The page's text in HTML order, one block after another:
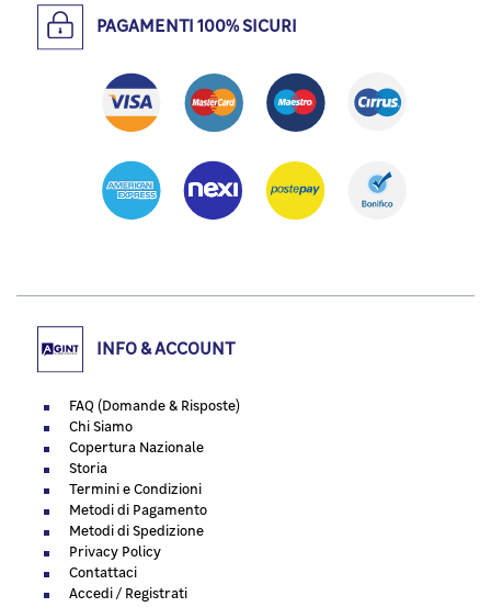
PAGAMENTI 100% SICURI
INFO & ACCOUNT
FAQ (Domande & Risposte)
Chi Siamo
Copertura Nazionale
Storia
Termini e Condizioni
Metodi di Pagamento
Metodi di Spedizione
Privacy Policy
Contattaci
Accedi / Registrati